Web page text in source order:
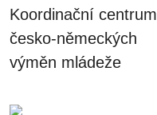
Koordinační centrum
česko-německých
výměn mládeže